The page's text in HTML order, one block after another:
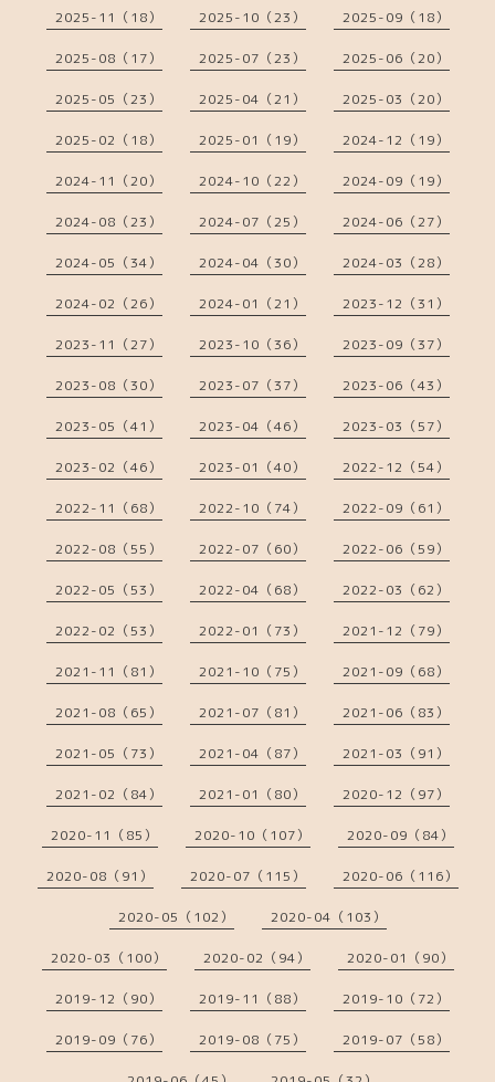
2025-11（18） 2025-10（23） 2025-09（18）
2025-08（17） 2025-07（23） 2025-06（20）
2025-05（23） 2025-04（21） 2025-03（20）
2025-02（18） 2025-01（19） 2024-12（19）
2024-11（20） 2024-10（22） 2024-09（19）
2024-08（23） 2024-07（25） 2024-06（27）
2024-05（34） 2024-04（30） 2024-03（28）
2024-02（26） 2024-01（21） 2023-12（31）
2023-11（27） 2023-10（36） 2023-09（37）
2023-08（30） 2023-07（37） 2023-06（43）
2023-05（41） 2023-04（46） 2023-03（57）
2023-02（46） 2023-01（40） 2022-12（54）
2022-11（68） 2022-10（74） 2022-09（61）
2022-08（55） 2022-07（60） 2022-06（59）
2022-05（53） 2022-04（68） 2022-03（62）
2022-02（53） 2022-01（73） 2021-12（79）
2021-11（81） 2021-10（75） 2021-09（68）
2021-08（65） 2021-07（81） 2021-06（83）
2021-05（73） 2021-04（87） 2021-03（91）
2021-02（84） 2021-01（80） 2020-12（97）
2020-11（85） 2020-10（107） 2020-09（84）
2020-08（91） 2020-07（115） 2020-06（116）
2020-05（102） 2020-04（103）
2020-03（100） 2020-02（94） 2020-01（90）
2019-12（90） 2019-11（88） 2019-10（72）
2019-09（76） 2019-08（75） 2019-07（58）